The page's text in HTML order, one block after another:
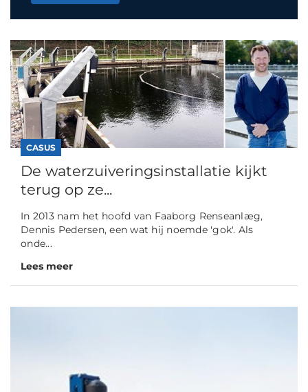
CASUS
De waterzuiveringsinstallatie kijkt
terug op ze...
In 2013 nam het hoofd van Faaborg Renseanlæg,
Dennis Pedersen, een wat hij noemde 'gok'. Als
onde...
Lees meer